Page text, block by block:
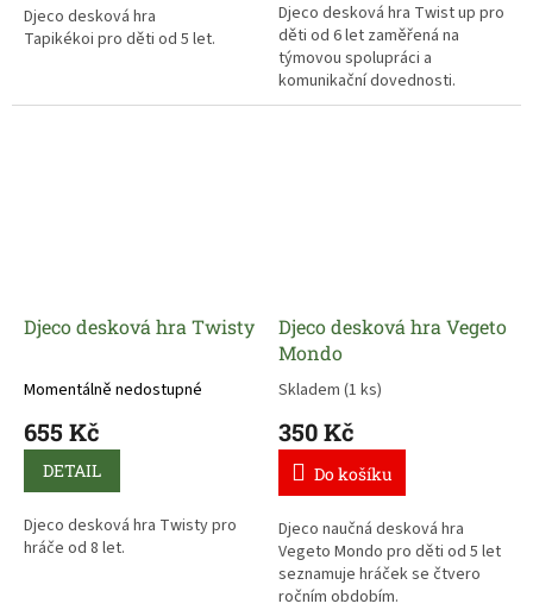
Djeco desková hra
Tapikékoi pro děti od 5 let.
Djeco desková hra Twist up pro
děti od 6 let zaměřená na
týmovou spolupráci a
komunikační dovednosti.
Djeco desková hra Twisty
Momentálně nedostupné
655 Kč
DETAIL
Djeco desková hra Twisty pro
hráče od 8 let.
Djeco desková hra Vegeto
Mondo
Skladem (1 ks)
350 Kč
Do košíku
Djeco naučná desková hra
Vegeto Mondo pro děti od 5 let
seznamuje hráček se čtvero
ročním obdobím.